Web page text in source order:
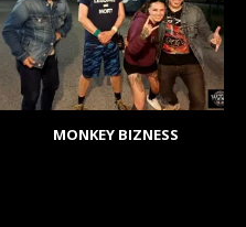
MONKEY BIZNESS